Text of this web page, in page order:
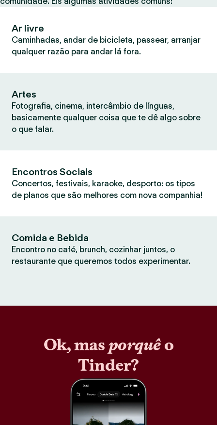
Ar livre
Caminhadas, andar de bicicleta, passear, arranjar
qualquer razão para andar lá fora.
Artes
Fotografia, cinema, intercâmbio de línguas,
basicamente qualquer coisa que te dê algo sobre
o que falar.
Encontros Sociais
Concertos, festivais, karaoke, desporto: os tipos
de planos que são melhores com nova companhia!
Comida e Bebida
Encontro no café, brunch, cozinhar juntos, o
restaurante que queremos todos experimentar.
Ok, masporquêo
Tinder?